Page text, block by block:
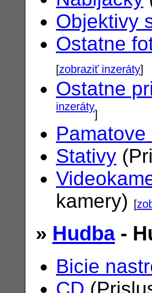
Objektivy
Ostatne
[zobraziť inzeráty]
Ostatne
inzeráty]
Pamatove
Stativy
kamery) [
» Hudba-
Bicie